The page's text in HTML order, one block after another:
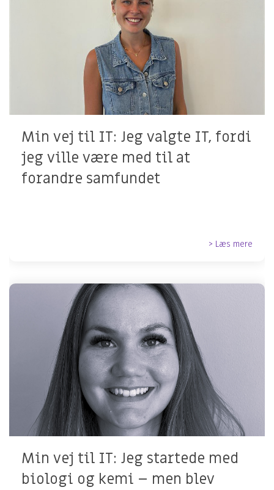
Min vej til IT: Jeg valgte IT, fordi
jeg ville være med til at
forandre samfundet
> Læs mere
Min vej til IT: Jeg startede med
biologi og kemi – men blev